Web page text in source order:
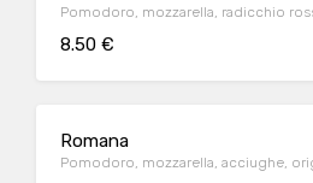
Pomodoro, mozzarella, radicchio
8.50 €
Romana
Pomodoro, mozzarella, acciughe,